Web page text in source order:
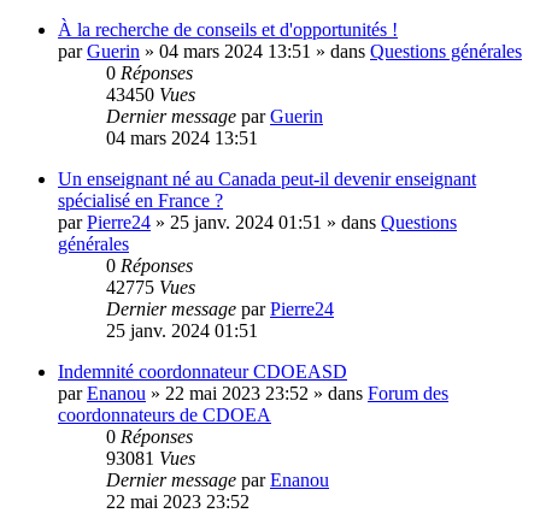
À la recherche de conseils et d'opportunités !
parGuerin » 04 mars 2024 13:51 » dans Questions générales
0 Réponses
43450 Vues
Dernier message parGuerin
04 mars 2024 13:51
Un enseignant né au Canada peut-il devenir enseignant
spécialisé en France ?
parPierre24 » 25 janv. 2024 01:51 » dans Questions
générales
0 Réponses
42775 Vues
Dernier message parPierre24
25 janv. 2024 01:51
Indemnité coordonnateur CDOEASD
parEnanou » 22 mai 2023 23:52 » dans Forum des
coordonnateurs de CDOEA
0 Réponses
93081 Vues
Dernier message parEnanou
22 mai 2023 23:52